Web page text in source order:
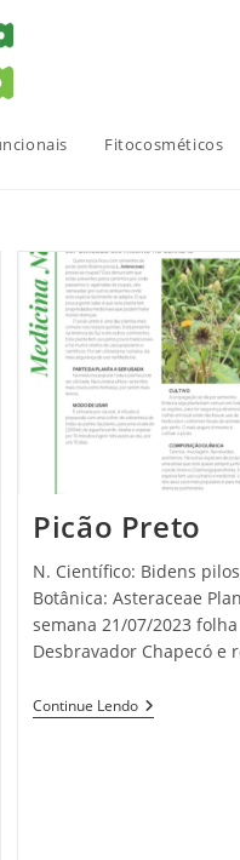
Fitocosméticos
Picão Preto
N. Científico: Bidens
Botânica: Asteraceae
semana 21/07/2023 folha
Desbravador Chapecó e
Continue LendoPicão
Preto